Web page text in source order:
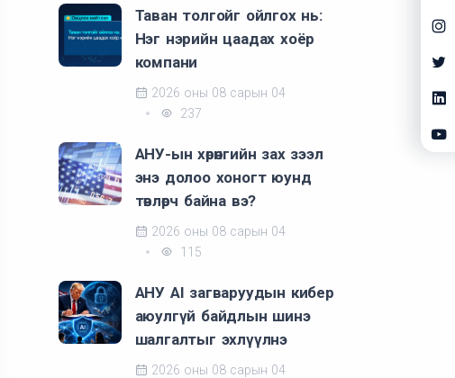
Таван толгойг ойлгох нь:
Нэг нэрийн цаадах хоёр
компани
2026 оны 08 сарын 04
237
АНУ-ын хөрөнгийн зах зээл
энэ долоо хоногт юунд
төвлөрч байна вэ?
2026 оны 08 сарын 04
115
АНУ AI загваруудын кибер
аюулгүй байдлын шинэ
шалгалтыг эхлүүлнэ
2026 оны 08 сарын 04